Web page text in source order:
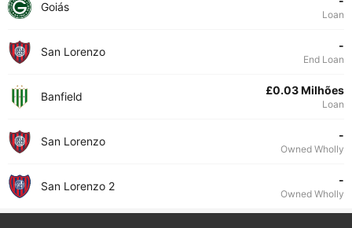
Goiás
Loan
San Lorenzo -
End Loan
Banfield £0.03 Milhões
Loan
San Lorenzo -
Owned Wholly
San Lorenzo 2 -
Owned Wholly